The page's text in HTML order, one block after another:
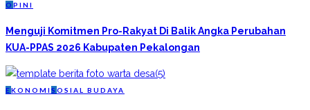
O PINI
Menguji Komitmen Pro-Rakyat Di Balik Angka Perubahan
KUA-PPAS 2026 Kabupaten Pekalongan
EKONOMI S OSIAL BUDAYA